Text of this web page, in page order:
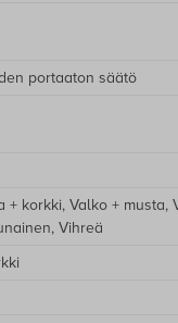
portaaton säätö
+ korkki, Valko + musta,
Vihreä